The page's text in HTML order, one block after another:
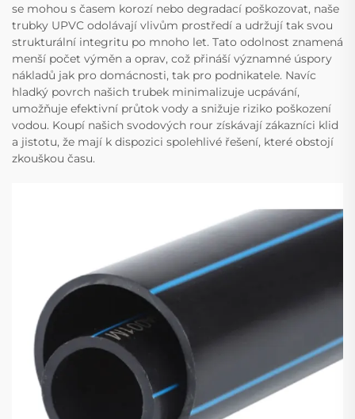
se mohou s časem korozí nebo degradací poškozovat, naše
trubky UPVC odolávají vlivům prostředí a udržují tak svou
strukturální integritu po mnoho let. Tato odolnost znamená
menší počet výměn a oprav, což přináší významné úspory
nákladů jak pro domácnosti, tak pro podnikatele. Navíc
hladký povrch našich trubek minimalizuje ucpávání,
umožňuje efektivní průtok vody a snižuje riziko poškození
vodou. Koupí našich svodových rour získávají zákazníci klid
a jistotu, že mají k dispozici spolehlivé řešení, které obstojí
zkouškou času.